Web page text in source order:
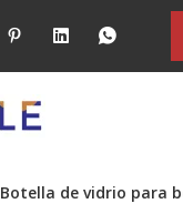
Botella de vidrio para